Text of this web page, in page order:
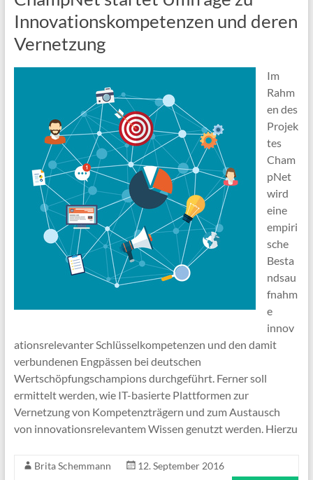
Innovationskompetenzen und deren
Vernetzung
Im
Rahm
en des
Projek
tes
Cham
pNet
wird
eine
empiri
sche
Besta
ndsau
fnahm
e
innov
ationsrelevanter Schlüsselkompetenzen und den damit
verbundenen Engpässen bei deutschen
Wertschöpfungschampions durchgeführt. Ferner soll
ermittelt werden, wie IT-basierte Plattformen zur
Vernetzung von Kompetenzträgern und zum Austausch
von innovationsrelevantem Wissen genutzt werden. Hierzu
Brita Schemmann
12. September 2016